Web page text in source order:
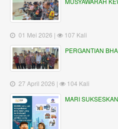
01 Mei 2026 |
107 Kali
PERGANTIAN
27 April 2026 |
104 Kali
MARI